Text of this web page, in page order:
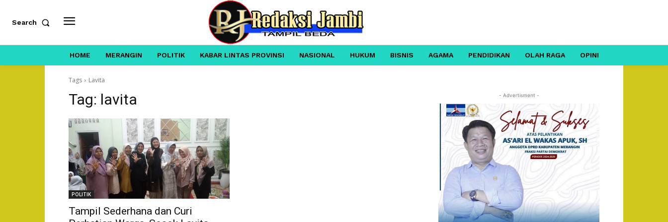
Search
HOME MERANGIN POLITIK KABAR LINTAS PROVINSI NASIONAL HUKUM BISNIS AGAMA PENDIDIKAN OLAH RAGA OPINI
Tags Lavita
Tag: lavita
POLITIK
Tampil Sederhana dan Curi
- Advertisment -